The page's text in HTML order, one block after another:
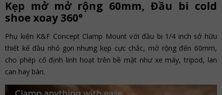
Kẹp mở mở rộng 60mm, Đầu bi cold
shoe xoay 360°
Phụ kiện K&F Concept Clamp Mount với đầu bi 1/4 inch sở hữu
thiết kế đầu nhỏ gọn nhưng kẹp cực chắc, mở rộng đến 60mm,
cho phép cố định linh hoạt trên bề mặt như xe máy, tripod, lan
can hay bàn.